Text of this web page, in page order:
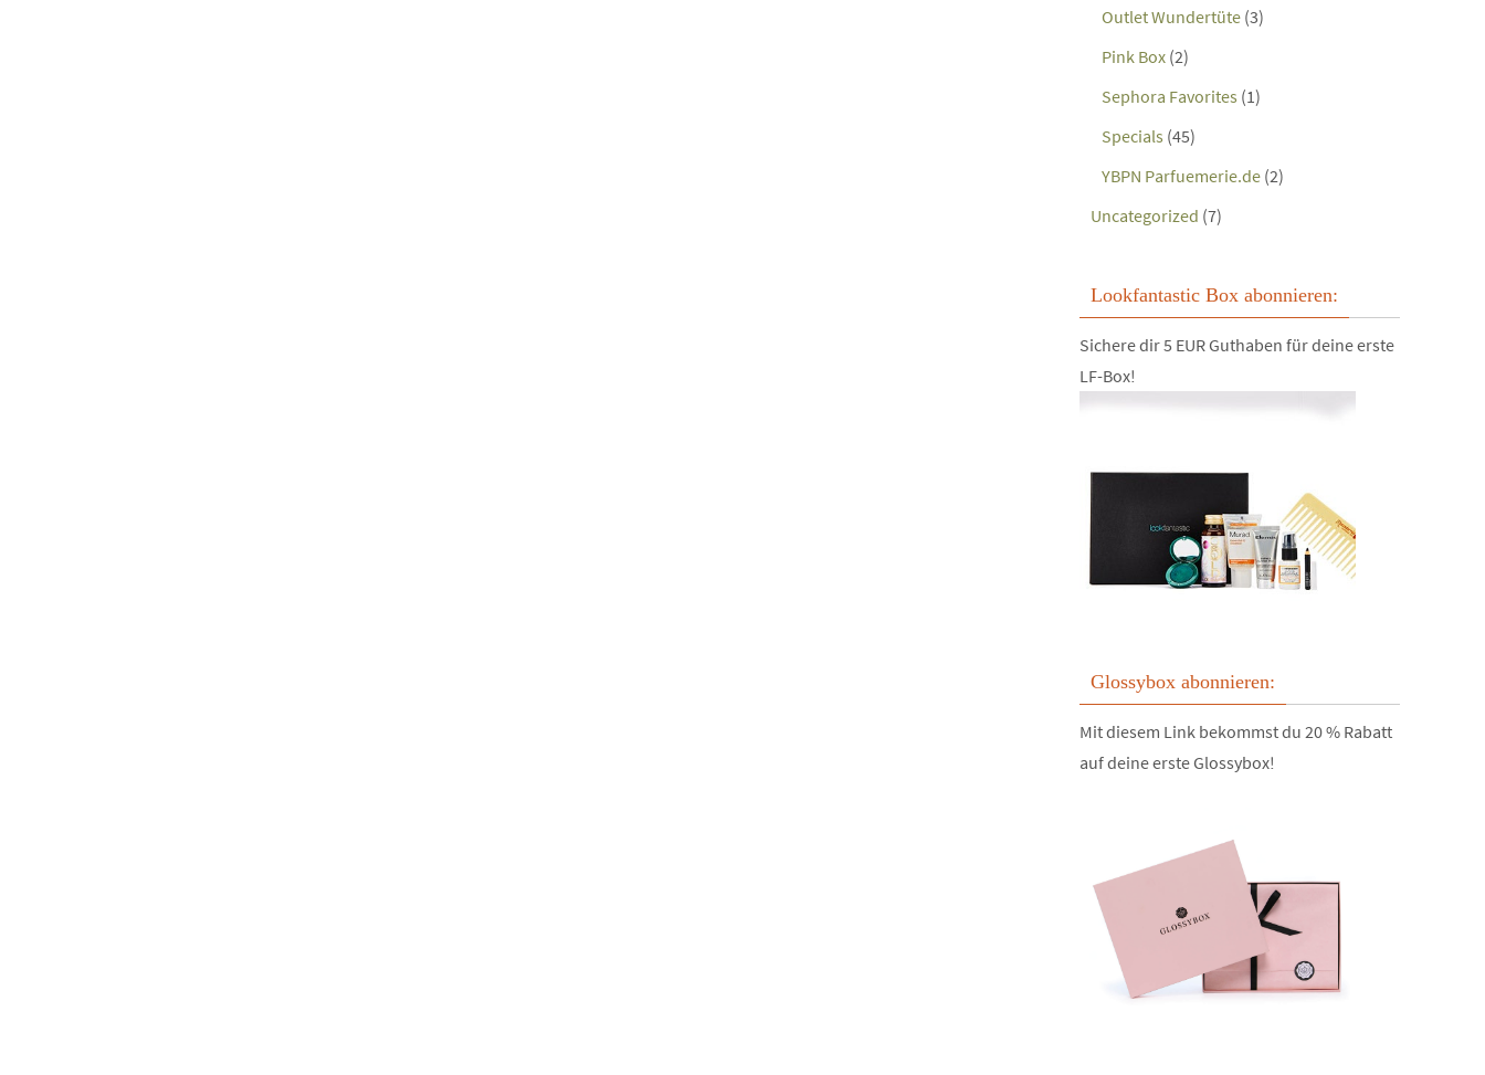
Outlet Wundertüte (3)
Pink Box (2)
Sephora Favorites (1)
Specials (45)
YBPN Parfuemerie.de (2)
Uncategorized (7)
Lookfantastic Box abonnieren:
Sichere dir 5 EUR Guthaben für deine erste
LF-Box!
Glossybox abonnieren:
Mit diesem Link bekommst du 20 % Rabatt
auf deine erste Glossybox!